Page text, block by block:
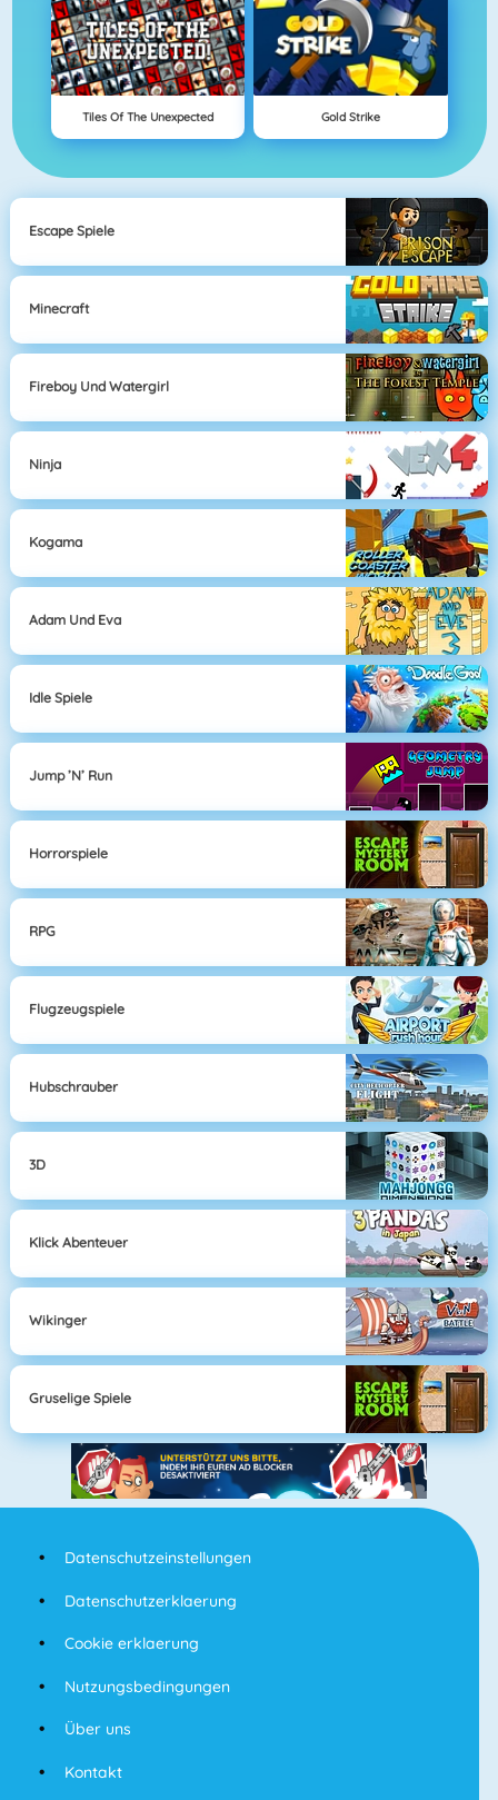
Tiles Of The Unexpected Gold Strike
Escape Spiele
Minecraft
Fireboy Und Watergirl
Ninja
Kogama
Adam Und Eva
Idle Spiele
Jump ’n’ Run
Horrorspiele
RPG
Flugzeugspiele
Hubschrauber
3D
Klick Abenteuer
Wikinger
Gruselige Spiele
Datenschutzeinstellungen
Datenschutzerklaerung
Cookie erklaerung
Nutzungsbedingungen
Über uns
Kontakt